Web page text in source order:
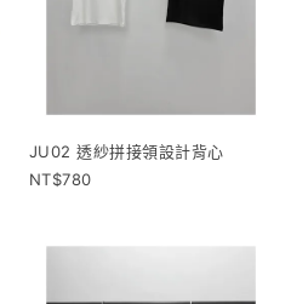
JU02 透紗拼接領設計背心
780